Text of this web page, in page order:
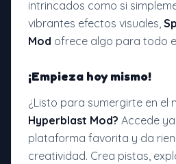
intrincados como si
vibrantes efectos visuales,
Mod ofrece algo para todo
¡Empieza hoy mismo!
¿Listo para sumergirte en el
Hyperblast Mod? Accede
plataforma favorita y da
creatividad. Crea pistas,